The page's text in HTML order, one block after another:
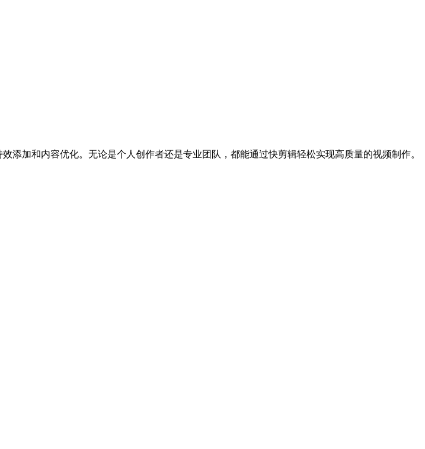
加和内容优化。无论是个人创作者还是专业团队，都能通过快剪辑轻松实现高质量的视频制作。